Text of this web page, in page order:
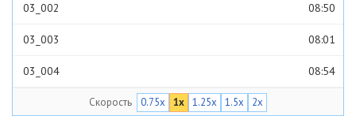
03_002 08:50
03_003 08:01
03_004 08:54
Скорость 0.75x 1x 1.25x 1.5x 2x